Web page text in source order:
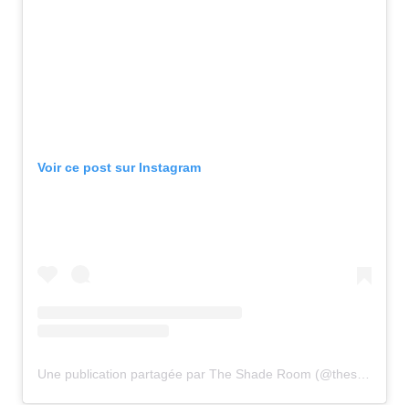
Voir ce post sur Instagram